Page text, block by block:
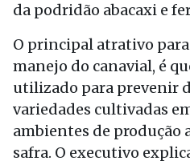
da podridão abacaxi e
O principal atrativo
manejo do canavial, é
utilizado para prevenir
variedades cultivadas
ambientes de produção
safra. O executivo